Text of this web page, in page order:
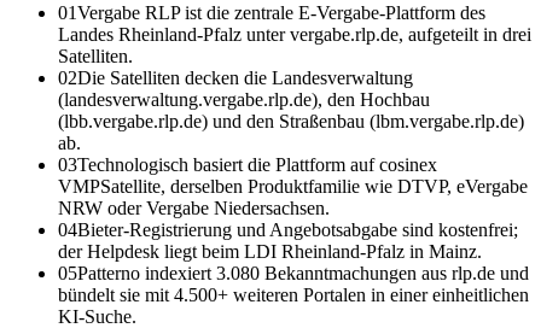
01Vergabe RLP ist die zentrale E-Vergabe-Plattform des
Landes Rheinland-Pfalz unter vergabe.rlp.de, aufgeteilt in drei
Satelliten.
02Die Satelliten decken die Landesverwaltung
(landesverwaltung.vergabe.rlp.de), den Hochbau
(lbb.vergabe.rlp.de) und den Straßenbau (lbm.vergabe.rlp.de)
ab.
03Technologisch basiert die Plattform auf cosinex
VMPSatellite, derselben Produktfamilie wie DTVP, eVergabe
NRW oder Vergabe Niedersachsen.
04Bieter-Registrierung und Angebotsabgabe sind kostenfrei;
der Helpdesk liegt beim LDI Rheinland-Pfalz in Mainz.
05Patterno indexiert 3.080 Bekanntmachungen aus rlp.de und
bündelt sie mit 4.500+ weiteren Portalen in einer einheitlichen
KI-Suche.